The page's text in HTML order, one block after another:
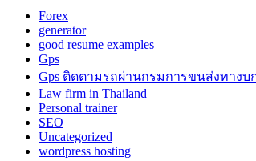
Forex
generator
good resume examples
Gps
Gps ติดตามรถผ่านกรมการขนส่งทางบ
Law firm in Thailand
Personal trainer
SEO
Uncategorized
wordpress hosting